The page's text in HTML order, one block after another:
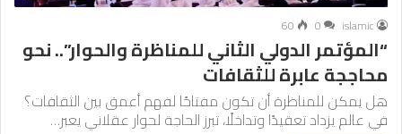
islamic
0
60
“المؤتمر الدولي الثاني للمناظرة والحوار”.. نحو
محاججة عابرة للثقافات
هل يمكن للمناظرة أن تكون مفتاحًا لفهم أعمق بين الثقافات؟
في عالم يزداد تعقيدًا وتداخلًا، تبرز الحاجة لحوار عقلاني يعبر…